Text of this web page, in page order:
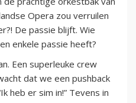
Opera zou verruilen
De passie blijft. Wie
enkele passie heeft?
Een superleuke crew
dat we een pushback
heb er sim in!” Tevens in